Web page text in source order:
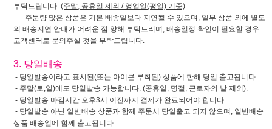
부탁드립니다. (주말, 공휴일 제외 / 영업일(평일) 기준)
- 주문량 많은 상품은 기본 배송일보다 지연될 수 있으며, 일부 상품 외에 별도
의 배송지연 안내가 어려운 점 양해 부탁드리며, 배송일정 확인이 필요할 경우
고객센터로 문의주실 것을 부탁드립니다.
3. 당일배송
- 당일발송이라고 표시된(또는 아이콘 부착된) 상품에 한해 당일 출고됩니다.
- 주말(토,일)에도 당일발송 가능합니다. (공휴일, 명절, 근로자의 날 제외).
- 당일발송 마감시간 오후3시 이전까지 결제가 완료되어야 합니다.
- 당일발송 아닌 일반배송 상품과 함께 주문시 당일출고 되지 않으며, 일반배송
상품 배송일에 함께 출고됩니다.